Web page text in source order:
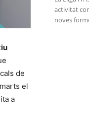
de
el
a
activitat
noves